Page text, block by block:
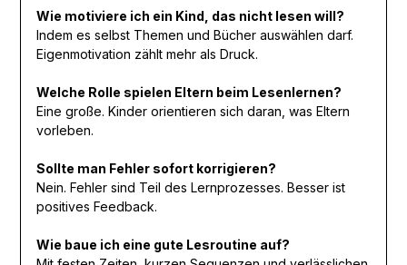
Wie motiviere ich ein Kind, das nicht lesen will?
Indem es selbst Themen und Bücher auswählen darf.
Eigenmotivation zählt mehr als Druck.
Welche Rolle spielen Eltern beim Lesenlernen?
Eine große. Kinder orientieren sich daran, was Eltern
vorleben.
Sollte man Fehler sofort korrigieren?
Nein. Fehler sind Teil des Lernprozesses. Besser ist
positives Feedback.
Wie baue ich eine gute Lesroutine auf?